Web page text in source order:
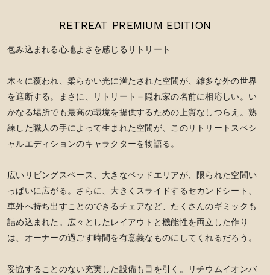
RETREAT PREMIUM EDITION
包み込まれる心地よさを感じるリトリート
木々に覆われ、柔らかい光に満たされた空間が、雑多な外の世界
を遮断する。まさに、リトリート＝隠れ家の名前に相応しい。い
かなる場所でも最高の環境を提供するための上質なしつらえ。熟
練した職人の手によって生まれた空間が、このリトリートスペシ
ャルエディションのキャラクターを物語る。
広いリビングスペース、大きなベッドエリアが、限られた空間い
っぱいに広がる。さらに、大きくスライドするセカンドシート、
車外へ持ち出すことのできるチェアなど、たくさんのギミックも
詰め込まれた。広々としたレイアウトと機能性を両立した作り
は、オーナーの過ごす時間を有意義なものにしてくれるだろう。
妥協することのない充実した設備も目を引く。リチウムイオンバ